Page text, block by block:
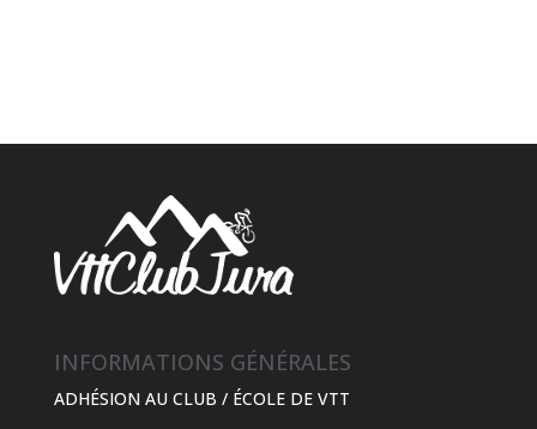
INFORMATIONS GÉNÉRALES
ADHÉSION AU CLUB / ÉCOLE DE VTT